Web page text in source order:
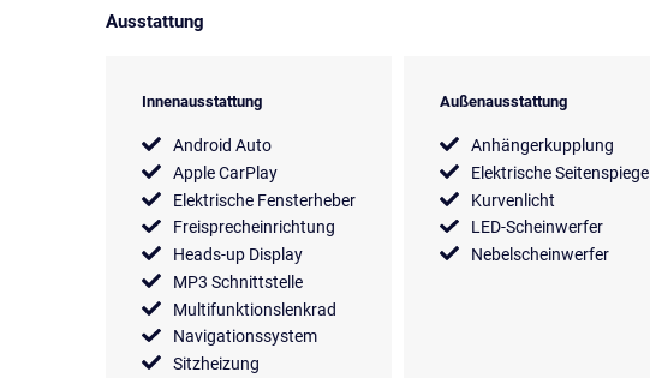
Ausstattung
Innenausstattung
Android Auto
Apple CarPlay
Elektrische Fensterheber
Freisprecheinrichtung
Heads-up Display
MP3 Schnittstelle
Multifunktionslenkrad
Navigationssystem
Sitzheizung
Außenausstattung
Anhängerkupplung
Elektrische Seitenspiegel
Kurvenlicht
LED-Scheinwerfer
Nebelscheinwerfer